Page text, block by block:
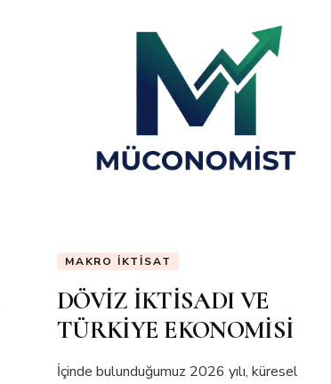
MAKRO İKTISAT
DÖVİZ İKTİSADI VE
TÜRKİYE EKONOMİSİ
İçinde bulunduğumuz 2026 yılı, küresel